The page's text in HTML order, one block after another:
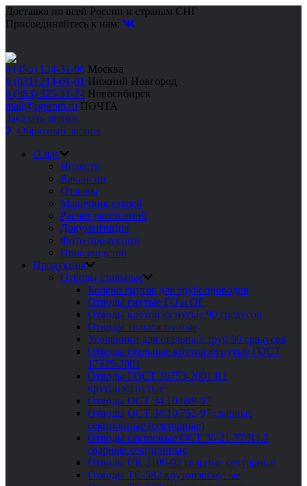
Доставка по всей России и странам СНГ
Присоединяйтесь к нам:
8 (495) 134-31-00 Москва
8 (831) 214-01-01 Нижний Новгород
8 (383) 325-31-74 Новосибирск
mail@rgprom.ru ПОЧТА
Заказать звонок
Обратный звонок
О нас
Новости
Вакансии
Отзывы
Марочник сталей
Расчет расстояний
Документация
Фото продукции
Производство
Продукция
Отводы стальные
Колено гнутое для трубопроводов
Отводы гнутые ГО и ОГ
Отводы крутоизогнутые 90 градусов
Отводы толстостенные
Угольники для стальных труб 90 градусов
Отводы стальные крутоизогнутые ГОСТ
17375-2001
Отводы ГОСТ 30753-2001 R1
крутоизогнутые
Отводы ОСТ 34.10.699-97
Отводы ОСТ 34.10.752-97 сварные
секционные (секторные)
Отводы секторные ОСТ 36-21-77 R1.5
сварные секционные
Отводы СК 2109-92 сварные секторные
Отводы ТС-582 крутоизогнутые